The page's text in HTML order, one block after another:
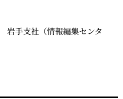
岩手支社（情報編集センタ